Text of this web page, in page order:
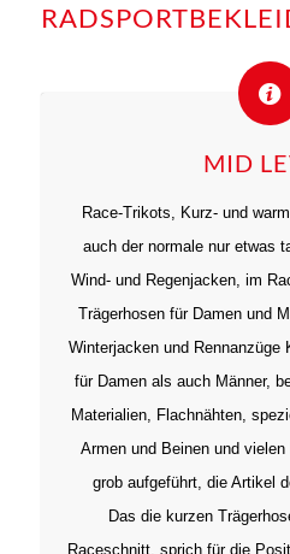
MID
Race-Trikots, Kurz- und
auch der normale nur etwas
Wind- und Regenjacken, im
Trägerhosen für Damen und
Winterjacken und Rennanzüge
für Damen als auch Männer,
Materialien, Flachnähten,
Armen und Beinen und
grob aufgeführt, die Artikel
Das die kurzen
Raceschnitt, sprich für die